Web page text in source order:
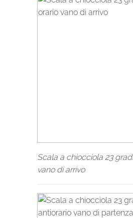
Scala a chiocciola 23
vano di arrivo